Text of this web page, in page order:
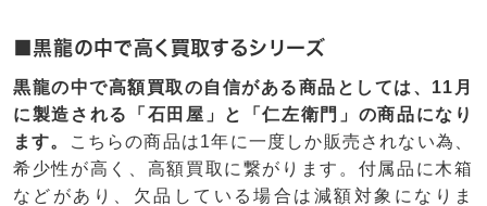
■黒龍の中で高く買取するシリーズ
黒龍の中で高額買取の自信がある商品としては、11月
に製造される「石田屋」と「仁左衛門」の商品になり
ます。
こちらの商品は1年に一度しか販売されない為、
希少性が高く、高額買取に繋がります。付属品に木箱
などがあり、欠品している場合は減額対象になりま